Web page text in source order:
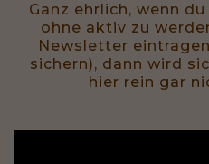
Ganz ehrlich, wenn
ohne aktiv zu
Newsletter
sichern), dann wird
hier rein gar